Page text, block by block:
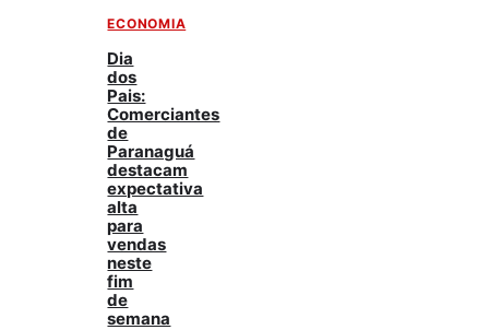
ECONOMIA
Dia
dos
Pais:
Comerciantes
de
Paranaguá
destacam
expectativa
alta
para
vendas
neste
fim
de
semana